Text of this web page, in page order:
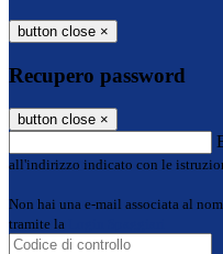
button close ×
Recupero password
button close ×
all'indirizzo indicato con le
Non hai una e-mail associata al
tramite la